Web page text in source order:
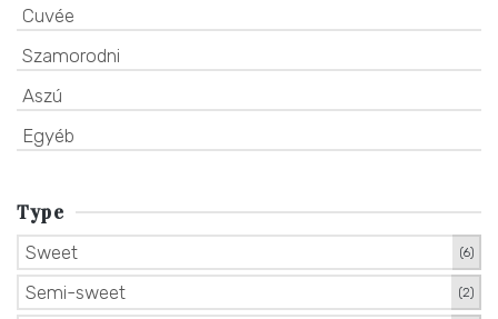
Cuvée
Szamorodni
Aszú
Egyéb
Type
Sweet (6)
Semi-sweet (2)